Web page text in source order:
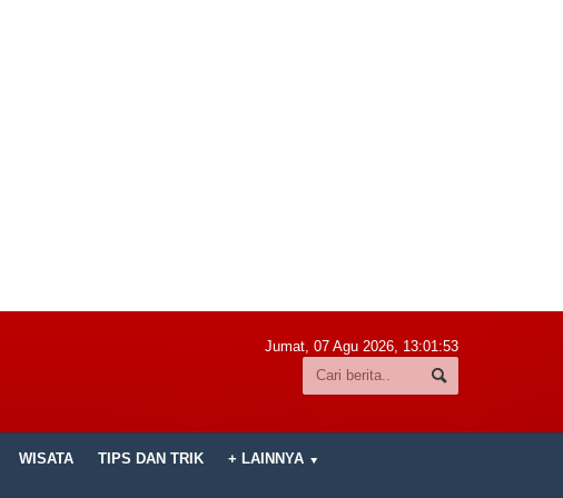
Jumat, 07 Agu 2026, 13:01:54
WISATA TIPS DAN TRIK + LAINNYA